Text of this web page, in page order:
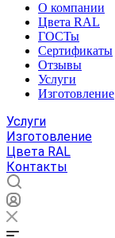
О компании
Цвета RAL
ГОСТы
Сертификаты
Отзывы
Услуги
Изготовление
Услуги
Изготовление
Цвета RAL
Контакты